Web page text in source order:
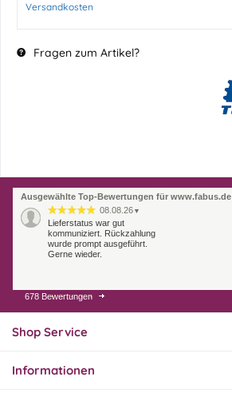
Versandkosten
Fragen zum Artikel?
Ausgewählte Top-Bewertungen für www.fabus.de
08.08.26 ▼
Lieferstatus war gut
kommuniziert. Rückzahlung
wurde prompt ausgeführt.
Gerne wieder.
07.08.26
Endlich das richtige
678 Bewertungen
Shop Service
Informationen